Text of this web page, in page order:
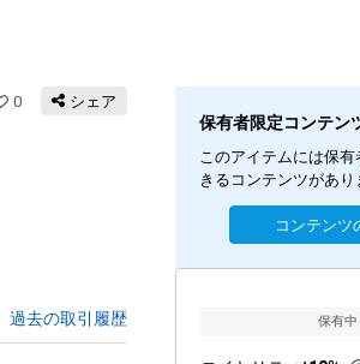
0 シェア
過去の取引履歴
保有者限定コンテン
このアイテムには保
きるコンテンツがあり
コンテンツ
保有中